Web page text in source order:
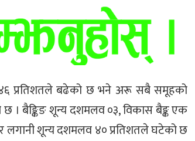
प्रतिशतले बढेको छ भने अरू सबै समूहको
बैङ्किङ शून्य दशमलव ०३, विकास बैङ्क एक
शून्य दशमलव ४० प्रतिशतले घटेको छ